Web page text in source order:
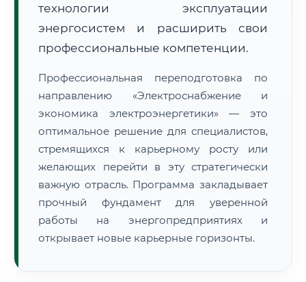
🔍 Нажмите на документ для увеличения и просмотра
технологии эксплуатации
энергосистем и расширить свои
профессиональные компетенции.
Профессиональная переподготовка по
направлению «Электроснабжение и
экономика электроэнергетики» — это
оптимальное решение для специалистов,
стремящихся к карьерному росту или
желающих перейти в эту стратегически
важную отрасль. Программа закладывает
прочный фундамент для уверенной
работы на энергопредприятиях и
открывает новые карьерные горизонты.